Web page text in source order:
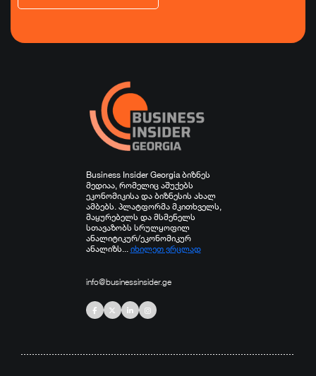
Business Insider Georgia ბიზნეს
მედიაა, რომელიც აშუქებს
ეკონომიკისა და ბიზნესის ახალ
ამბებს. პლატფორმა მკითხველს,
მაყურებელს და მსმენელს
სთავაზობს სრულყოფილ
ანალიტიკურ/ეკონომიკურ
ანალიზს... იხილეთ ვრცლად
info@businessinsider.ge